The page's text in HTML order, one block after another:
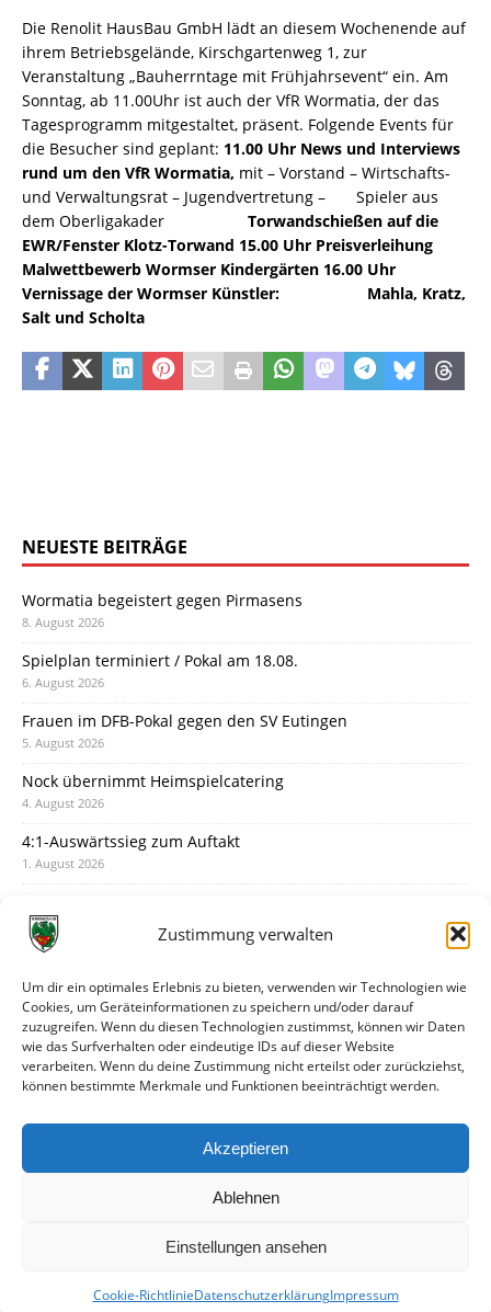
Zustimmung verwalten
Um dir ein optimales Erlebnis zu bieten, verwenden wir Technologien wie
Cookies, um Geräteinformationen zu speichern und/oder darauf
zuzugreifen. Wenn du diesen Technologien zustimmst, können wir Daten
wie das Surfverhalten oder eindeutige IDs auf dieser Website
verarbeiten. Wenn du deine Zustimmung nicht erteilst oder zurückziehst,
können bestimmte Merkmale und Funktionen beeinträchtigt werden.
Akzeptieren
Ablehnen
Einstellungen ansehen
Cookie-RichtlinieDatenschutzerklärungImpressum
Die Renolit HausBau GmbH lädt an diesem Wochenende auf
ihrem Betriebsgelände, Kirschgartenweg 1, zur
Veranstaltung „Bauherrntage mit Frühjahrsevent“ ein. Am
Sonntag, ab 11.00Uhr ist auch der VfR Wormatia, der das
Tagesprogramm mitgestaltet, präsent. Folgende Events für
die Besucher sind geplant: 11.00 Uhr News und Interviews
rund um den VfR Wormatia, mit – Vorstand – Wirtschafts-
und Verwaltungsrat – Jugendvertretung – Spieler aus
dem Oberligakader
Torwandschießen auf die
EWR/Fenster Klotz-Torwand 15.00 Uhr Preisverleihung
Malwettbewerb Wormser Kindergärten 16.00 Uhr
Vernissage der Wormser Künstler:
Mahla, Kratz,
Salt und Scholta
NEUESTE BEITRÄGE
Wormatia begeistert gegen Pirmasens
8. August 2026
Spielplan terminiert / Pokal am 18.08.
6. August 2026
Frauen im DFB-Pokal gegen den SV Eutingen
5. August 2026
Nock übernimmt Heimspielcatering
4. August 2026
4:1-Auswärtssieg zum Auftakt
1. August 2026
31. Juli 2026
30. Juli 2026
Deine Spielminute: 89+1
28. Juli 2026
Neuer Rückensponsor
Neue Podcast-Folge: So tickt Björn!
27. Juli 2026
© VfR Wormatia Worms